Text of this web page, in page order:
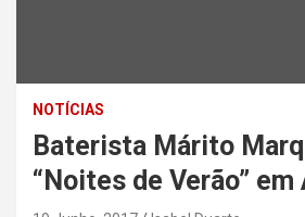
NOTÍCIAS
Baterista Márito
“Noites de Verão” em